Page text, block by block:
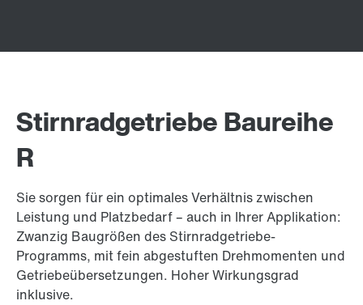
Stirnradgetriebe Baureihe
R
Sie sorgen für ein optimales Verhältnis zwischen
Leistung und Platzbedarf – auch in Ihrer Applikation:
Zwanzig Baugrößen des Stirnradgetriebe-
Programms, mit fein abgestuften Drehmomenten und
Getriebeübersetzungen. Hoher Wirkungsgrad
inklusive.